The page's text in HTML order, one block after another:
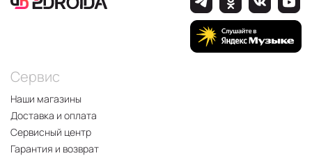
Сервис
Наши магазины
Доставка и оплата
Сервисный центр
Гарантия и возврат